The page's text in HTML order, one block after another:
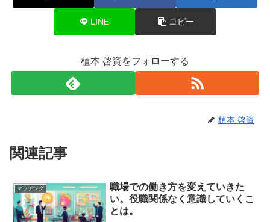
LINE コピー
植本 啓資をフォローする
植本 啓資
関連記事
マッチング
職場での働き方を変えていきた
い。役職関係なく意識していくこ
とは。